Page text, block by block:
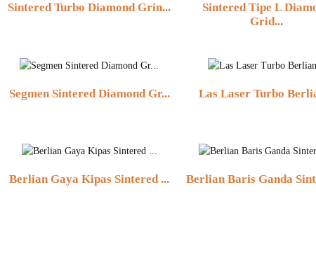
Sintered Turbo Diamond Grin...
Sintered Tipe L
Grid...
Segmen Sintered Diamond Gr... Las Laser Turbo
Berlian Gaya Kipas Sintered ... Berlian Baris Ganda